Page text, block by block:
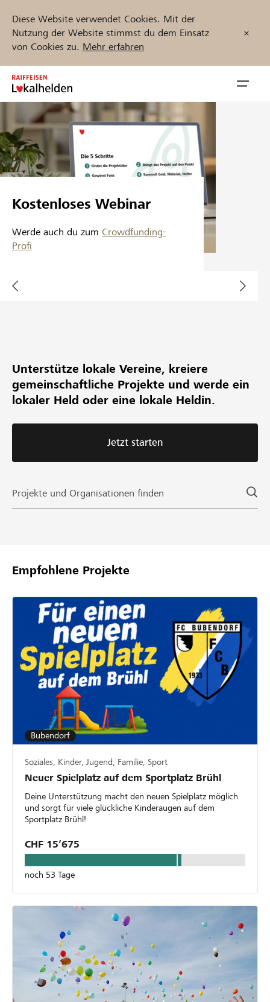
Diese Website verwendet Cookies. Mit der
Nutzung der Website stimmst du dem Einsatz
von Cookies zu. Mehr erfahren
Zum
Inhalt
springen
Unterstützen
Partner / Raiffeisenbank
Registrieren
Projekte und Organisationen finden
Jetzt starten
Kostenloses Webinar
Werde auch du zum Crowdfunding-
Profi
Unterstütze lokale Vereine, kreiere
gemeinschaftliche Projekte und werde ein
lokaler Held oder eine lokale Heldin.
Jetzt starten
Projekte und Organisationen finden
Empfohlene Projekte
Bubendorf
Soziales, Kinder, Jugend, Familie, Sport
Neuer Spielplatz auf dem Sportplatz Brühl
Deine Unterstützung macht den neuen Spielplatz möglich
und sorgt für viele glückliche Kinderaugen auf dem
Sportplatz Brühl!
CHF 15’675
noch 53 Tage